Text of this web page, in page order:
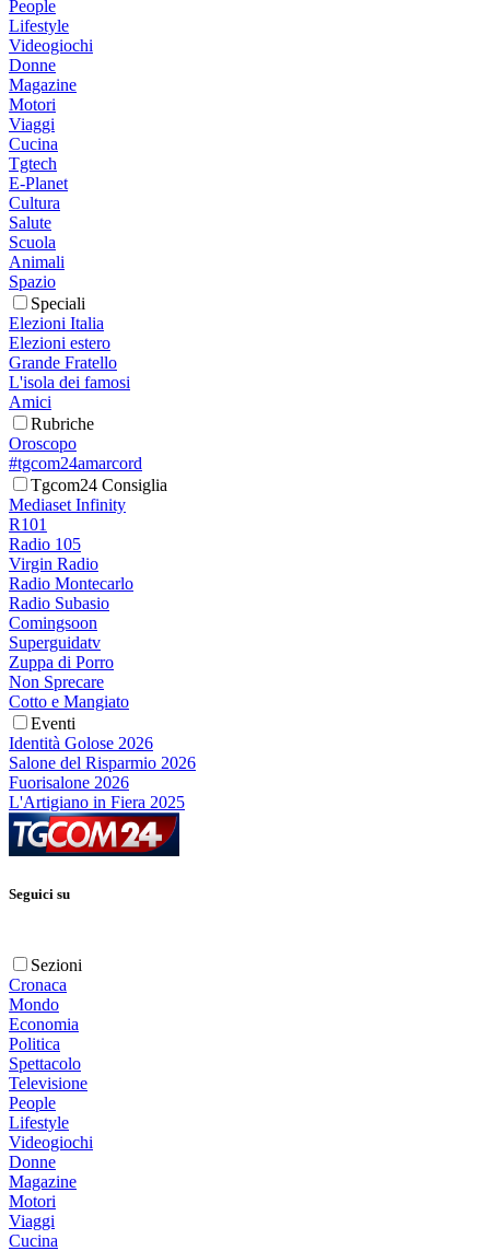
People
Lifestyle
Videogiochi
Donne
Magazine
Motori
Viaggi
Cucina
Tgtech
E-Planet
Cultura
Salute
Scuola
Animali
Spazio
Speciali
Elezioni Italia
Elezioni estero
Grande Fratello
L'isola dei famosi
Amici
Rubriche
Oroscopo
#tgcom24amarcord
Tgcom24 Consiglia
Mediaset Infinity
R101
Radio 105
Virgin Radio
Radio Montecarlo
Radio Subasio
Comingsoon
Superguidatv
Zuppa di Porro
Non Sprecare
Cotto e Mangiato
Eventi
Identità Golose 2026
Salone del Risparmio 2026
Fuorisalone 2026
L'Artigiano in Fiera 2025
Seguici su
Sezioni
Cronaca
Mondo
Economia
Politica
Spettacolo
Televisione
People
Lifestyle
Videogiochi
Donne
Magazine
Motori
Viaggi
Cucina